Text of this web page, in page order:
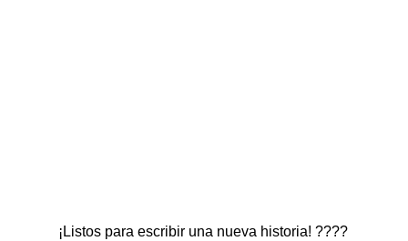
¡Listos para escribir una nueva historia! ????